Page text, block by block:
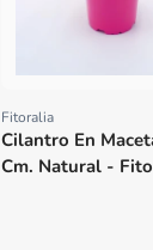
Proveedor:
Fitoralia
Cilantro En
Cm. Natural -